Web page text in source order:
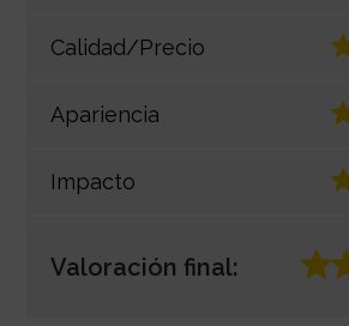
Calidad/Precio
Apariencia
Impacto
Valoración final: